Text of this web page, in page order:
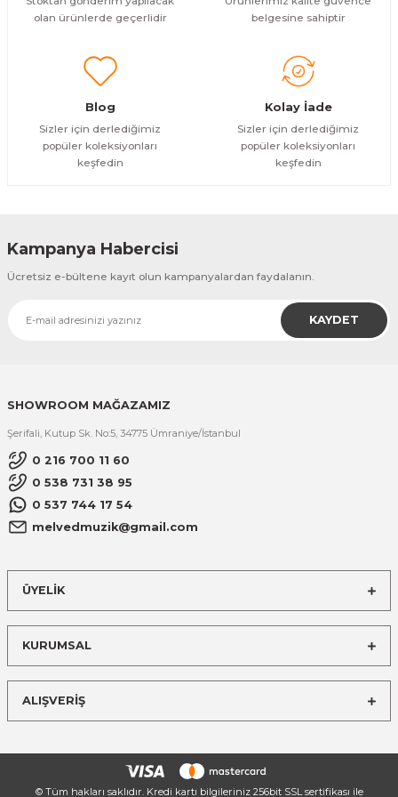
olan ürünlerde geçerlidir
belgesine sahiptir
Blog
Sizler için derlediğimiz
popüler koleksiyonları
keşfedin
Kolay İade
Sizler için derlediğimiz
popüler koleksiyonları
keşfedin
Kampanya Habercisi
Ücretsiz e-bültene kayıt olun kampanyalardan faydalanın.
KAYDET
SHOWROOM MAĞAZAMIZ
Şerifali, Kutup Sk. No:5, 34775 Ümraniye/İstanbul
0 216 700 11 60
0 538 731 38 95
0 537 744 17 54
melvedmuzik@gmail.com
ÜYELİK
KURUMSAL
ALIŞVERİŞ
© Tüm hakları saklıdır. Kredi kartı bilgileriniz 256bit SSL sertifikası ile